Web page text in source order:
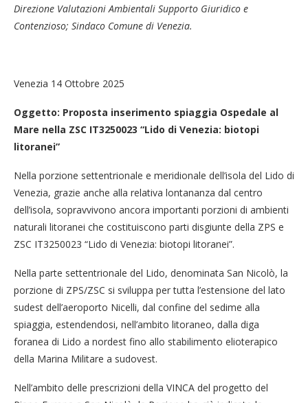
Direzione Valutazioni Ambientali Supporto Giuridico e
Contenzioso; Sindaco Comune di Venezia.
Venezia 14 Ottobre 2025
Oggetto: Proposta inserimento spiaggia Ospedale al
Mare nella ZSC IT3250023 “Lido di Venezia: biotopi
litoranei”
Nella porzione settentrionale e meridionale dell’isola del Lido di
Venezia, grazie anche alla relativa lontananza dal centro
dell’isola, sopravvivono ancora importanti porzioni di ambienti
naturali litoranei che costituiscono parti disgiunte della ZPS e
ZSC IT3250023 “Lido di Venezia: biotopi litoranei”.
Nella parte settentrionale del Lido, denominata San Nicolò, la
porzione di ZPS/ZSC si sviluppa per tutta l’estensione del lato
sudest dell’aeroporto Nicelli, dal confine del sedime alla
spiaggia, estendendosi, nell’ambito litoraneo, dalla diga
foranea di Lido a nordest fino allo stabilimento elioterapico
della Marina Militare a sudovest.
Nell’ambito delle prescrizioni della VINCA del progetto del